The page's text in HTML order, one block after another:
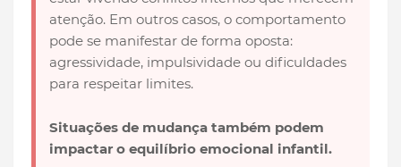
atenção. Em outros casos, o comportamento
pode se manifestar de forma oposta:
agressividade, impulsividade ou dificuldades
para respeitar limites.
Situações de mudança também podem
impactar o equilíbrio emocional infantil.